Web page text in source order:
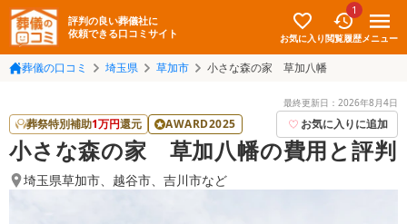
評判の良い葬儀社に
依頼できる口コミサイト
お気に入り
1
閲覧履歴メニュー
葬儀の口コミ 埼玉県 草加市 小さな森の家 草加八幡
最終更新日： 2026年8月4日
葬祭特別補助1万円還元 AWARD2025 お気に入りに追加
小さな森の家 草加八幡の費用と評判
埼玉県草加市、 越谷市、 吉川市など